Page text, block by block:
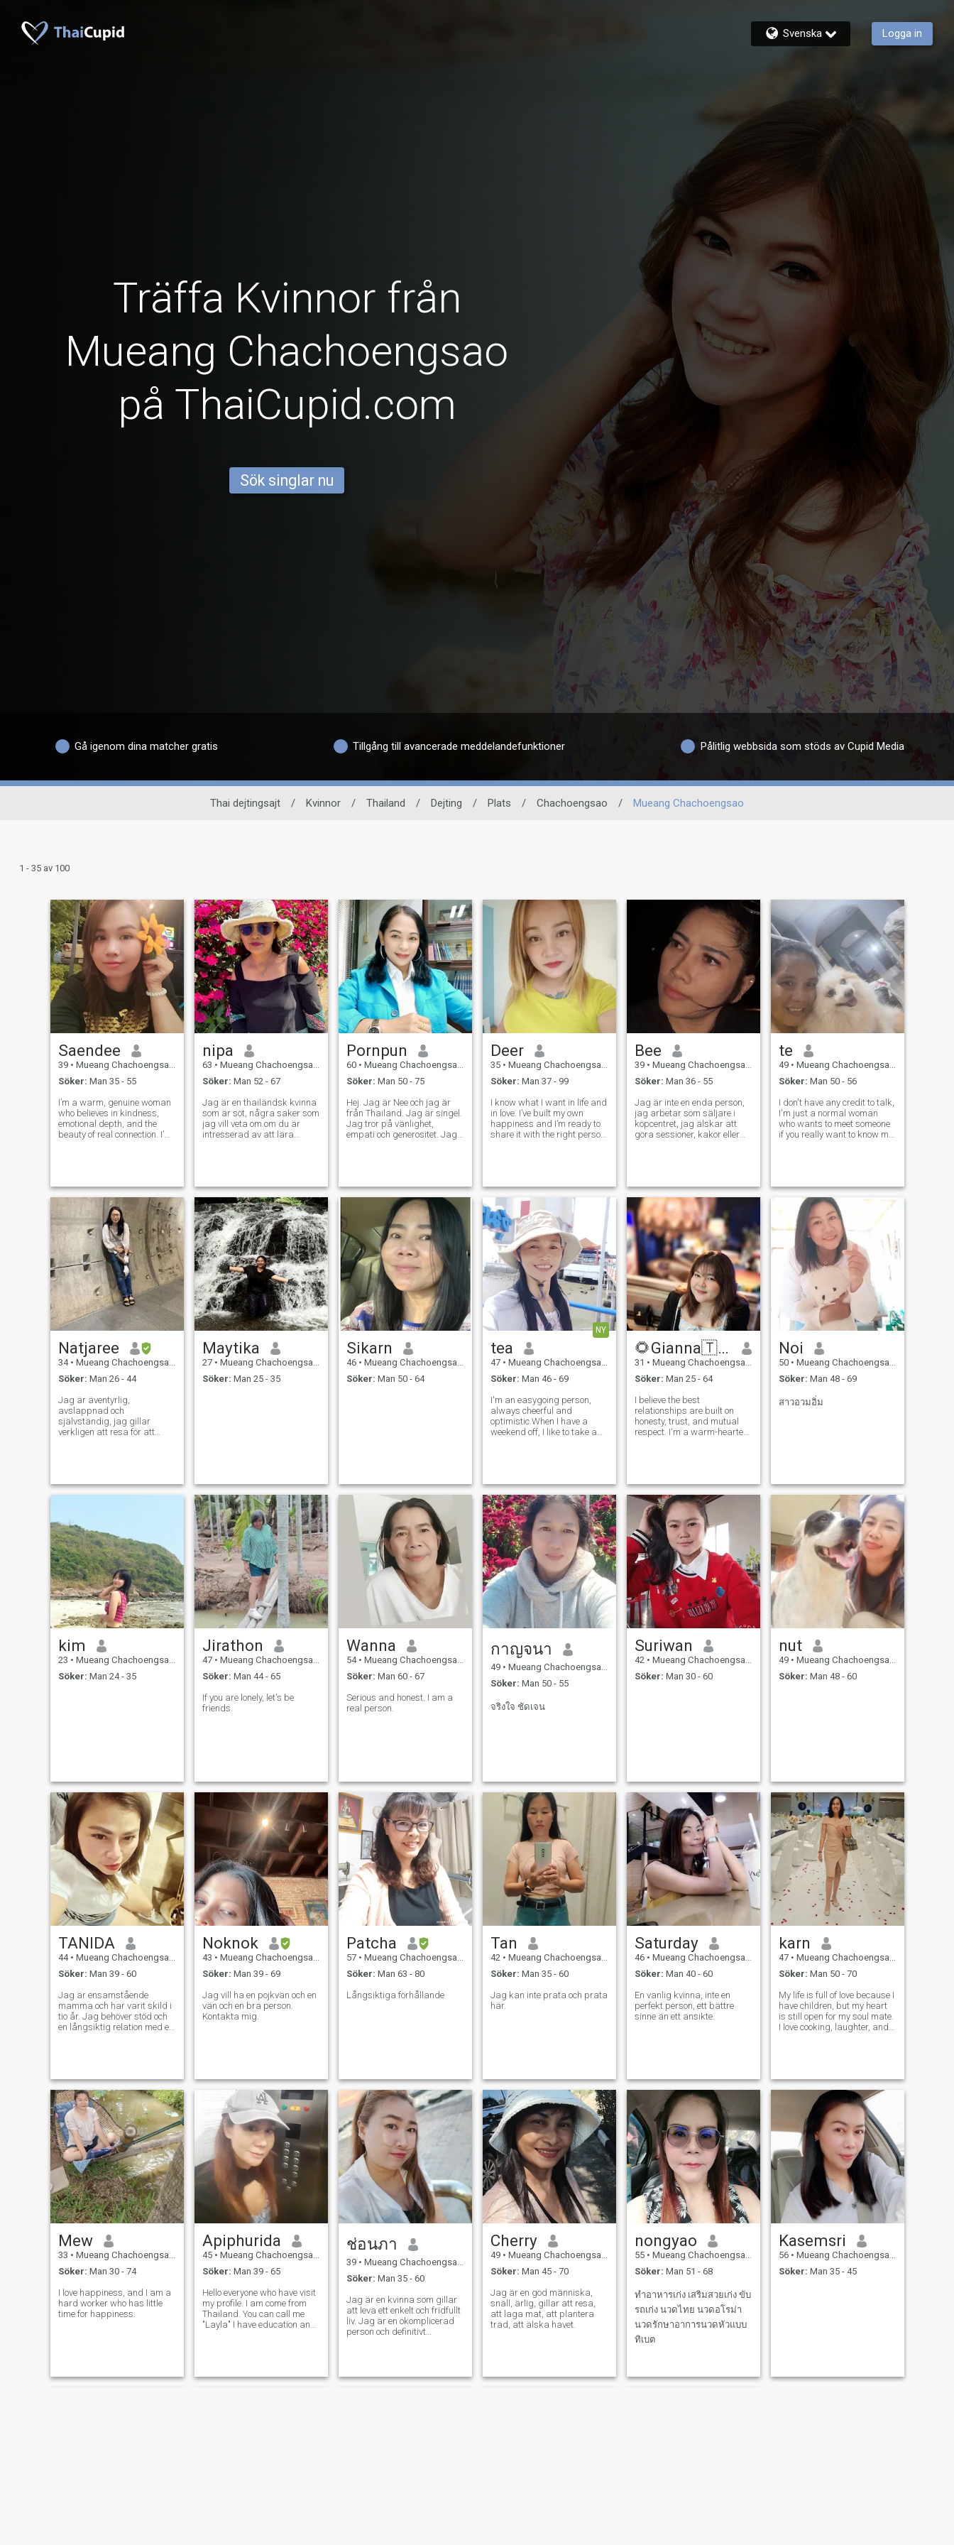
Svenska Logga in
Träffa Kvinnor från
Mueang Chachoengsao
på ThaiCupid.com
Sök singlar nu
Gå igenom dina matcher gratis Tillgång till avancerade meddelandefunktioner Pålitlig webbsida som stöds av Cupid Media
Thai dejtingsajt / Kvinnor / Thailand / Dejting / Plats / Chachoengsao / Mueang Chachoengsao
1 - 35 av 100
Saendee
39 • Mueang Chachoengsao, Chachoengsao, Thailand
Söker: Man 35 - 55
I’m a warm, genuine woman
who believes in kindness,
emotional depth, and the
beauty of real connection. I’m
hard and live simply. In my
free time,
nipa
63 • Mueang Chachoengsao, Chachoengsao, Thailand
Söker: Man 52 - 67
Jag är en thailändsk kvinna
som är söt, några saker som
jag vill veta om.om du är
intresserad av att lära
Pornpun
60 • Mueang Chachoengsao, Chachoengsao, Thailand
Söker: Man 50 - 75
Hej. Jag är Nee och jag är
från Thailand. Jag är singel.
Jag tror på vänlighet,
empati och generositet. Jag
mat, särskilt thailändsk
mat. Om du är en del av mitt
liv, kommer du att ha utsökt
mat att äta varje dag för
säker. Jag gillar också att
resa på naturliga platser
som stränder, vattenfall.
Deer
35 • Mueang Chachoengsao, Chachoengsao, Thailand
Söker: Man 37 - 99
I know what I want in life and
in love. I’ve built my own
happiness and I’m ready to
share it with the right person.
how to take care of
Bee
39 • Mueang Chachoengsao, Chachoengsao, Thailand
Söker: Man 36 - 55
Jag är inte en enda person,
jag arbetar som säljare i
köpcentret, jag älskar att
göra sessioner, kakor eller
är ingen bra person, men jag
är inte en bra person, men
jag är inte en bra person, jag
är en bra person, jag är en
bra person, jag är en bra
person, och jag är mycket
nöjd med mitt liv. Bygga vår
familj i framtiden. Vem är
hitta, uppriktig, smart,
konsekvent, ärlig, Jag
hoppas att jag snart får
träffa en riktig person och bli
en speciell person i mitt liv.
te
49 • Mueang Chachoengsao, Chachoengsao, Thailand
Söker: Man 50 - 56
I don't have any credit to talk,
I'm just a normal woman
who wants to meet someone
if you really want to know me
having to top up money. First
Natjaree
34 • Mueang Chachoengsao, Chachoengsao, Thailand
Söker: Man 26 - 44
Jag är äventyrlig,
avslappnad och
självständig, jag gillar
verkligen att resa för att
och nedgångar.
Maytika
27 • Mueang Chachoengsao, Chachoengsao, Thailand
Söker: Man 25 - 35
Sikarn
46 • Mueang Chachoengsao, Chachoengsao, Thailand
Söker: Man 50 - 64
NY
tea
47 • Mueang Chachoengsao, Chachoengsao, Thailand
Söker: Man 46 - 69
I'm an easygoing person,
always cheerful and
optimistic.When I have a
weekend off, I like to take a
🌻Gianna🇹🇭
31 • Mueang Chachoengsao, Chachoengsao, Thailand
Söker: Man 25 - 64
I believe the best
relationships are built on
honesty, trust, and mutual
respect. I'm a warm-hearted,
appreciated. I may not be
perfect, but when I l
Noi
50 • Mueang Chachoengsao, Chachoengsao, Thailand
Söker: Man 48 - 69
สาวอวมอิ่ม
kim
23 • Mueang Chachoengsao, Chachoengsao, Thailand
Söker: Man 24 - 35
Jirathon
47 • Mueang Chachoengsao, Chachoengsao, Thailand
Söker: Man 44 - 65
If you are lonely, let's be
friends.
Wanna
54 • Mueang Chachoengsao, Chachoengsao, Thailand
Söker: Man 60 - 67
Serious and honest. I am a
real person.
กาญจนา
49 • Mueang Chachoengsao, Chachoengsao, Thailand
Söker: Man 50 - 55
จริงใจ ชัดเจน
Suriwan
42 • Mueang Chachoengsao, Chachoengsao, Thailand
Söker: Man 30 - 60
nut
49 • Mueang Chachoengsao, Chachoengsao, Thailand
Söker: Man 48 - 60
TANIDA
44 • Mueang Chachoengsao, Chachoengsao, Thailand
Söker: Man 39 - 60
Jag är ensamstående
mamma och har varit skild i
tio år. Jag behöver stöd och
en långsiktig relation med en
Noknok
43 • Mueang Chachoengsao, Chachoengsao, Thailand
Söker: Man 39 - 69
Jag vill ha en pojkvän och en
vän och en bra person.
Kontakta mig.
Patcha
57 • Mueang Chachoengsao, Chachoengsao, Thailand
Söker: Man 63 - 80
Långsiktiga förhållande
Tan
42 • Mueang Chachoengsao, Chachoengsao, Thailand
Söker: Man 35 - 60
Jag kan inte prata och prata
här.
Saturday
46 • Mueang Chachoengsao, Chachoengsao, Thailand
Söker: Man 40 - 60
En vanlig kvinna, inte en
perfekt person, ett bättre
sinne än ett ansikte.
karn
47 • Mueang Chachoengsao, Chachoengsao, Thailand
Söker: Man 50 - 70
My life is full of love because I
have children, but my heart
is still open for my soul mate.
I love cooking, laughter, and
Mew
33 • Mueang Chachoengsao, Chachoengsao, Thailand
Söker: Man 30 - 74
I love happiness, and I am a
hard worker who has little
time for happiness.
Apiphurida
45 • Mueang Chachoengsao, Chachoengsao, Thailand
Söker: Man 39 - 65
Hello everyone who have visit
my profile. I am come from
Thailand. You can call me
"Layla" I have education and
ช่อนภา
39 • Mueang Chachoengsao, Chachoengsao, Thailand
Söker: Man 35 - 60
Jag är en kvinna som gillar
att leva ett enkelt och fridfullt
liv. Jag är en okomplicerad
person och definitivt
Cherry
49 • Mueang Chachoengsao, Chachoengsao, Thailand
Söker: Man 45 - 70
Jag är en god människa,
snäll, ärlig, gillar att resa,
att laga mat, att plantera
träd, att älska havet.
nongyao
55 • Mueang Chachoengsao, Chachoengsao, Thailand
Söker: Man 51 - 68
ทำอาหารเก่ง เสริมสวยเก่ง ขับ
รถเก่ง นวดไทย นวดอโรม่า
นวดรักษาอาการนวดหัวแบบ
ทิเบต
Kasemsri
56 • Mueang Chachoengsao, Chachoengsao, Thailand
Söker: Man 35 - 45